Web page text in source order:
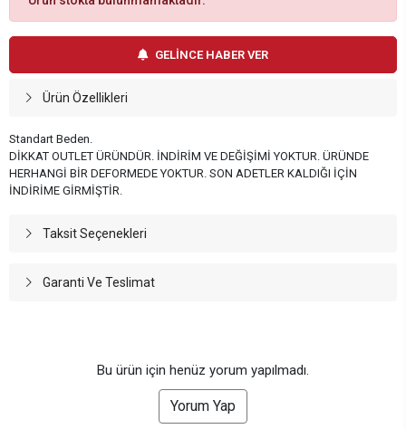
GELİNCE HABER VER
Ürün Özellikleri
Standart Beden.
DİKKAT OUTLET ÜRÜNDÜR. İNDİRİM VE DEĞİŞİMİ YOKTUR. ÜRÜNDE
HERHANGİ BİR DEFORMEDE YOKTUR. SON ADETLER KALDIĞI İÇİN
İNDİRİME GİRMİŞTİR.
Taksit Seçenekleri
Garanti Ve Teslimat
Bu ürün için henüz yorum yapılmadı.
Yorum Yap